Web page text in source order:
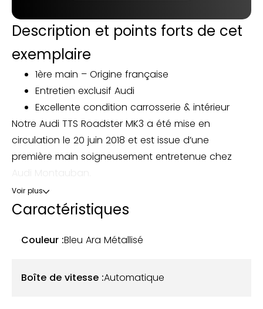
Description et points forts de cet
exemplaire
1ère main – Origine française
Entretien exclusif Audi
Excellente condition carrosserie & intérieur
Notre Audi TTS Roadster MK3 a été mise en
circulation le 20 juin 2018 et est issue d’une
première main soigneusement entretenue chez
Cet exemplaire se distingue par une teinte Bleu Ara
Métallisé, associée à une capote noire et un
intérieur en cuir noir. Son état général est excellent,
Voir plus
Caractéristiques
Couleur :Bleu Ara Métallisé
Boîte de vitesse :Automatique